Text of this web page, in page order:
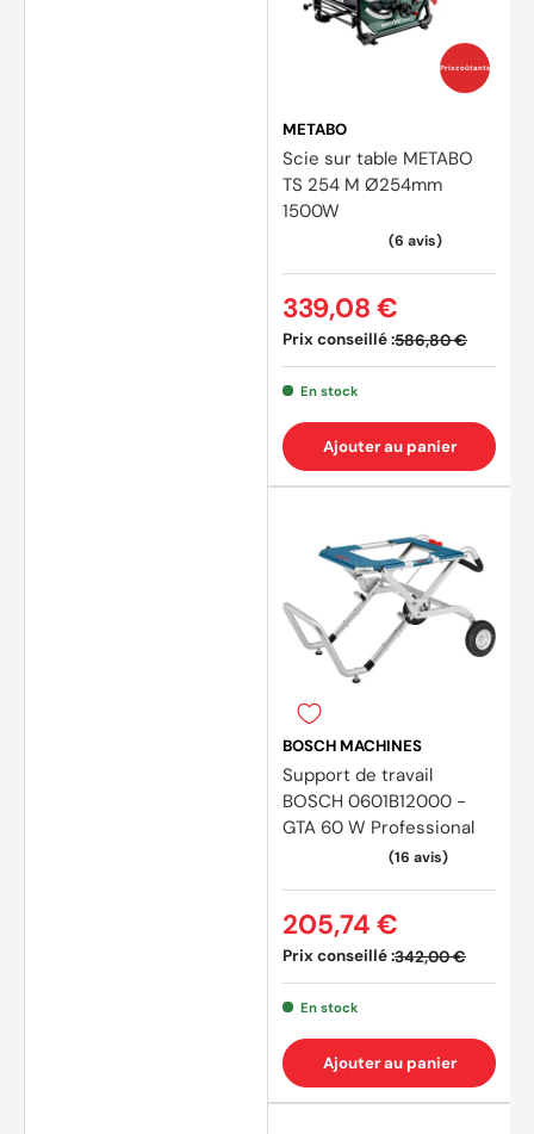
(1
Prix coûtants
METABO
Scie sur table METABO
TS 254 M Ø254mm
1500W
Prix conseillé :586,80 €
339,08 €
En stock
Ajouter au panier
BOSCH MACHINES
Support de travail
BOSCH 0601B12000 -
GTA 60 W Professional
Prix conseillé :342,00 €
205,74 €
En stock
Ajouter au panier